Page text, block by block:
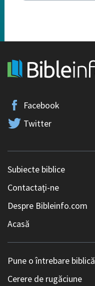
Facebook
Twitter
Subiecte biblice
Contactaţi-ne
Despre Bibleinfo.com
Acasă
Pune o întrebare biblică
Cerere de rugăciune